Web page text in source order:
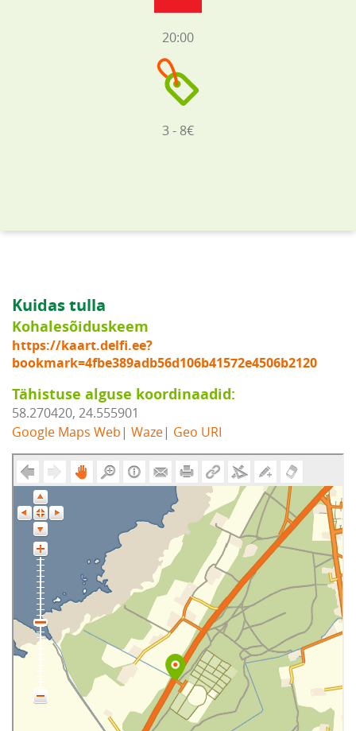
20:00
3 - 8€
Kuidas tulla
Kohalesõiduskeem
https://kaart.delfi.ee?
bookmark=4fbe389adb56d106b41572e4506b2120
Tähistuse alguse koordinaadid:
58.270420, 24.555901
Google Maps Web | Waze| Geo URI